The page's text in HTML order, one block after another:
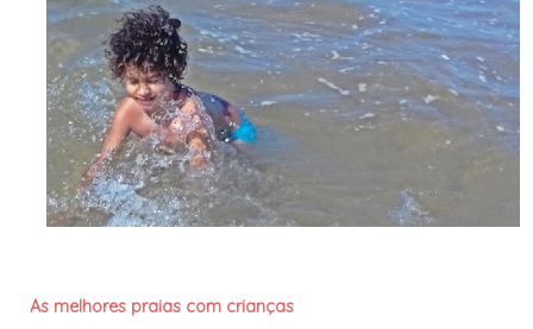
As melhores praias com crianças